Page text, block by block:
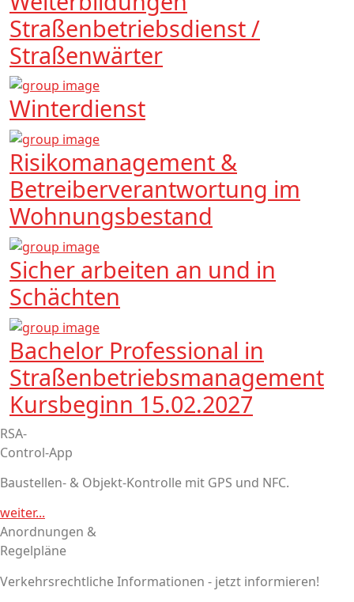
Straßenbetriebsdienst /
Straßenwärter
Winterdienst
Risikomanagement &
Betreiberverantwortung im
Wohnungsbestand
Sicher arbeiten an und in
Schächten
Bachelor Professional in
Straßenbetriebsmanagement
Kursbeginn 15.02.2027
RSA-
Control-App
Baustellen- & Objekt-Kontrolle mit GPS und NFC.
weiter...
Anordnungen &
Regelpläne
Verkehrsrechtliche Informationen - jetzt informieren!